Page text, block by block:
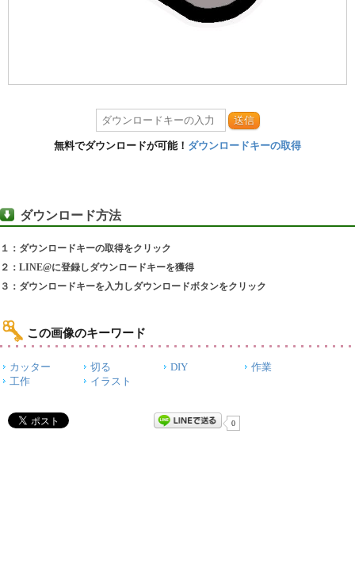
送信
無料でダウンロードが可能！ ダウンロードキーの取得
ダウンロード方法
１：ダウンロードキーの取得をクリック
２：LINE@に登録しダウンロードキーを獲得
３：ダウンロードキーを入力しダウンロードボタンをクリック
この画像のキーワード
カッター 切る DIY
作業
工作
イラスト
0